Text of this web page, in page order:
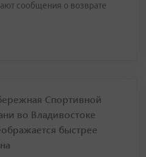
сообщения о возврате
Спортивной
во Владивостоке
быстрее